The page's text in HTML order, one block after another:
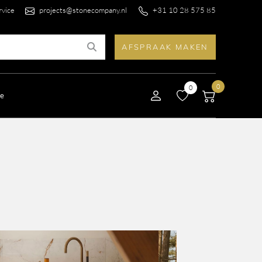
projects@stonecompany.nl +31 10 28 575 85
AFSPRAAK MAKEN
0 0